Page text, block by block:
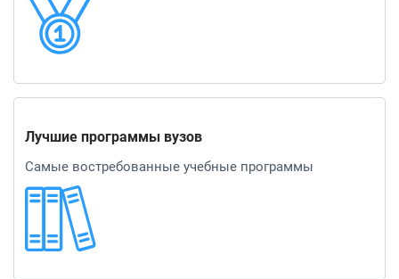
Лучшие программы вузов
Самые востребованные учебные программы